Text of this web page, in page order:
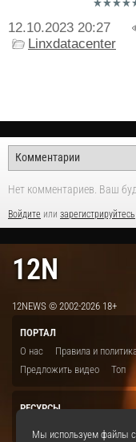
12.10.2023 20:27
Linxdatacenter
Нет комментариев. Ваш
Войдите или зарегистрируйтесь
12N
12NEWS © 2002-2026 18+
ПОРТАЛ
О нас
Правила и
Предложить видео
Топ
РЕСУРСЫ
Мы используем файлы